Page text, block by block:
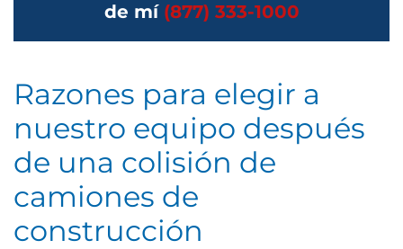
de mí (877) 333-1000
Razones para elegir a
nuestro equipo después
de una colisión de
camiones de
construcción